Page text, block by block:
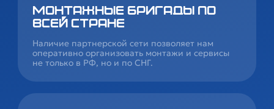
Монтажные бригады по
всей стране
Наличие партнерской сети позволяет нам
оперативно организовать монтажи и сервисы
не только в РФ, но и по СНГ.